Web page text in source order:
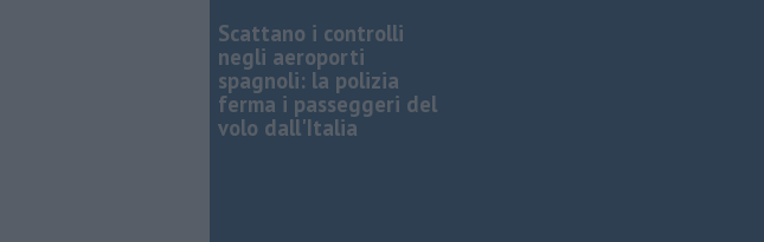
Scattano i controlli
negli aeroporti
spagnoli: la polizia
ferma i passeggeri del
volo dall'Italia